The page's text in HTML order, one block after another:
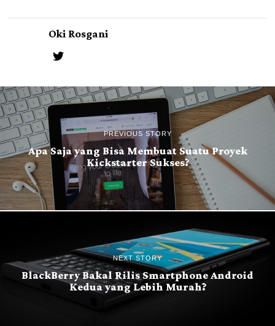
Oki Rosgani
PREVIOUS STORY
Apa Saja yang Bisa Membuat Suatu Proyek
Kickstarter Sukses?
NEXT STORY
BlackBerry Bakal Rilis Smartphone Android
Kedua yang Lebih Murah?